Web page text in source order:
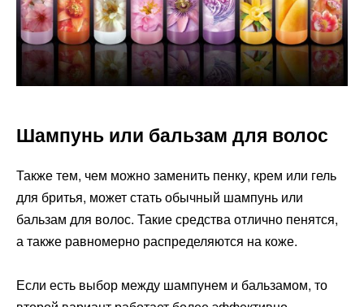
Шампунь или бальзам для волос
Также тем, чем можно заменить пенку, крем или гель
для бритья, может стать обычный шампунь или
бальзам для волос. Такие средства отлично пенятся,
а также равномерно распределяются на коже.
Если есть выбор между шампунем и бальзамом, то